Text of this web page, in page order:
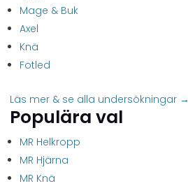
Mage & Buk
Axel
Knä
Fotled
Läs mer & se alla undersökningar →
Populära val
MR Helkropp
MR Hjärna
MR Knä